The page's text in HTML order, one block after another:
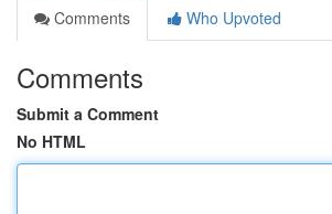
Comments
Who Upvoted
Comments
Submit a Comment
No HTML